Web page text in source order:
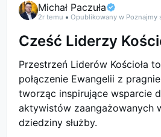
Michał Paczuła
2r temu Opublikowany w Poznajmy
Cześć Liderzy
Przestrzeń Liderów Kościoła
połączenie Ewangelii z
tworząc inspirujące wsparcie
aktywistów zaangażowanych
dziedziny służby.